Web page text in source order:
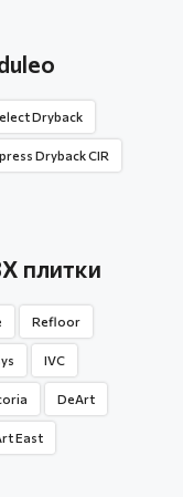
Dryback
Dryback CIR
плитки
Refloor
IVC
DeArt
East